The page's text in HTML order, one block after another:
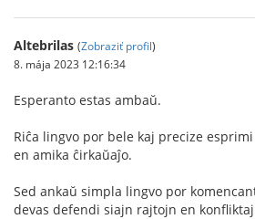
Altebrilas (Zobraziť profil)
8. mája 2023 12:16:34
Esperanto estas ambaŭ.
Riĉa lingvo por bele kaj precize
en amika ĉirkaŭaĵo.
Sed ankaŭ simpla lingvo por
devas defendi siajn rajtojn en konfliktaj